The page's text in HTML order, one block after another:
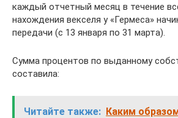
каждый отчетный месяц в течение
нахождения векселя у «Гермеса»
передачи (с 13 января по 31 марта).
Сумма процентов по выданному
составила:
Читайте также: Каким